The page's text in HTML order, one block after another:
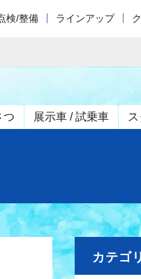
検/整備 ラインアップ
つ 展示車 / 試乗車
カテゴ